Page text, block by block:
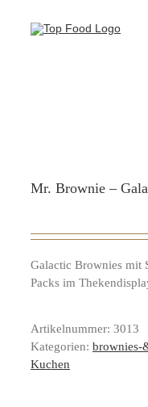
Inhalt
Mr. Brownie –
Galactic Brownies mit
Packs im
Artikelnummer: 3013
Kategorien: brownies-
Kuchen